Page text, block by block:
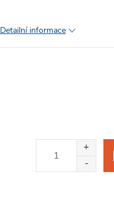
Detailní informace